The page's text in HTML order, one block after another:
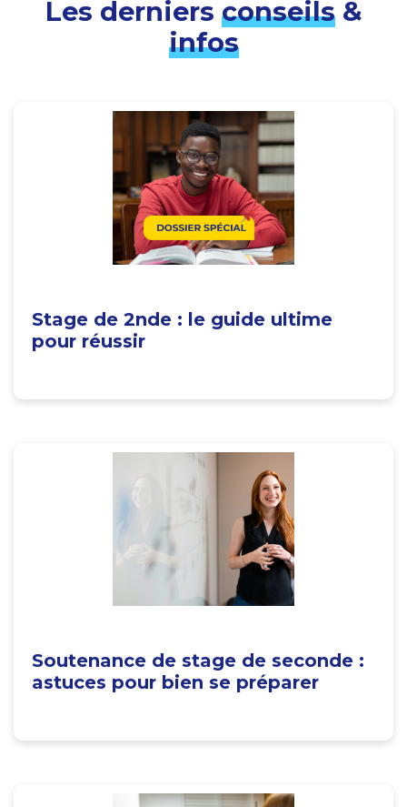
Les derniers conseils&
infos
Stage de 2nde : le guide ultime
pour réussir
Soutenance de stage de seconde :
astuces pour bien se préparer